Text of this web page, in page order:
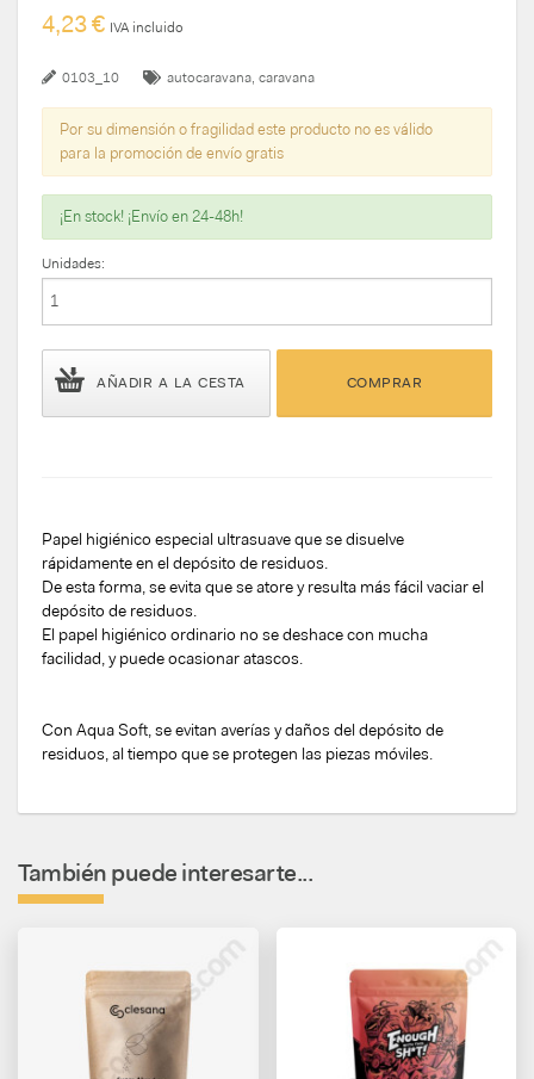
4,23 € IVA incluido
0103_10 autocaravana caravana
Por su dimensión o fragilidad este producto no es válido
para la promoción de envío gratis
¡En stock! ¡Envío en 24-48h!
Unidades:
AÑADIR A LA CESTA COMPRAR
Papel higiénico especial ultrasuave que se disuelve
rápidamente en el depósito de residuos.
De esta forma, se evita que se atore y resulta más fácil vaciar el
depósito de residuos.
El papel higiénico ordinario no se deshace con mucha
facilidad, y puede ocasionar atascos.
Con Aqua Soft, se evitan averías y daños del depósito de
residuos, al tiempo que se protegen las piezas móviles.
También puede interesarte...